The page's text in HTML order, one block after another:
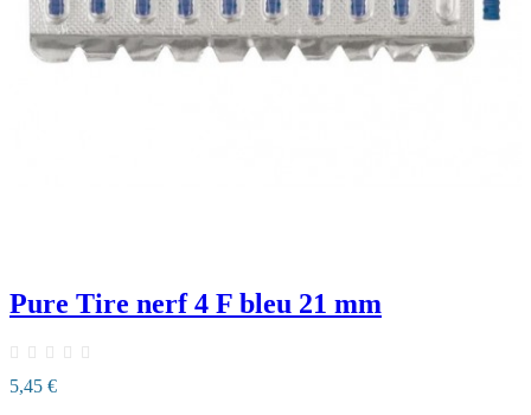
Pure Tire nerf 4 F bleu 21 mm
5,45 €